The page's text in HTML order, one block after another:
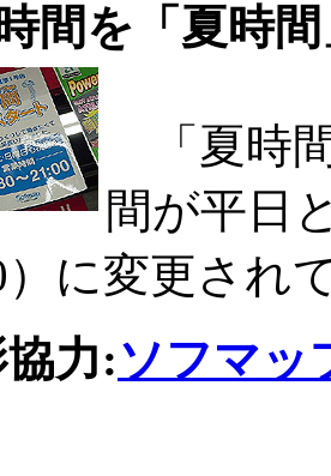
間を「夏時
「夏時
間が平日
）に変更され
力:ソフマッ